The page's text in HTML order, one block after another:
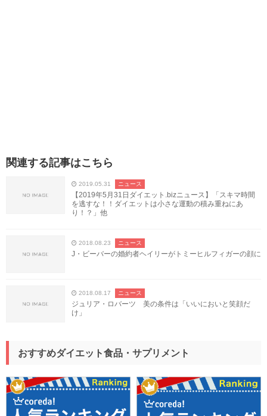
関連する記事はこちら
2019.05.31 ニュース
【2019年5月31日ダイエット.bizニュース】「スキマ時間
を逃すな！！ダイエットは小さな運動の積み重ねにあ
り！？」他
2018.08.23 ニュース
J・ビーバーの婚約者ヘイリーがトミーヒルフィガーの顔に
2018.08.17 ニュース
ジュリア・ロバーツ 美の条件は「いいにおいと笑顔だ
け」
おすすめダイエット食品・サプリメント